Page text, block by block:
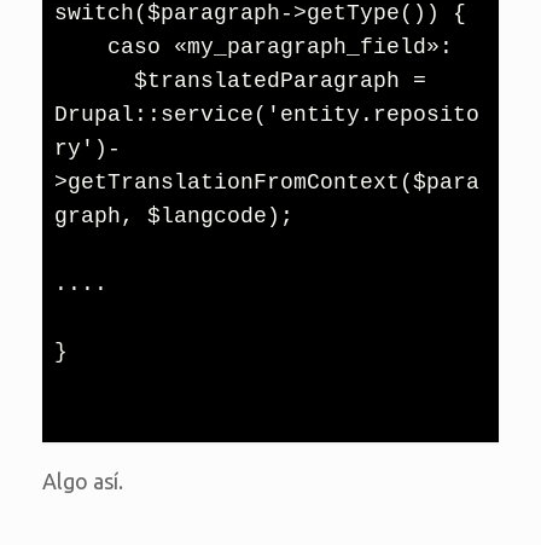
switch($paragraph->getType()) {
Drupal::service('entity.reposito
ry')-
>getTranslationFromContext($para
graph, $langcode);
....
}
Algo así.